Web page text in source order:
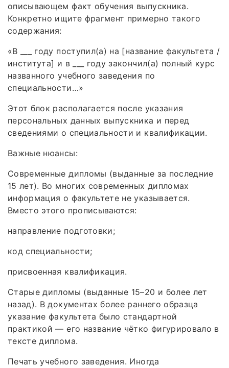
описывающем факт обучения выпускника.
Конкретно ищите фрагмент примерно такого
содержания:
«В ___ году поступил(а) на [название факультета /
института] и в ___ году закончил(а) полный курс
названного учебного заведения по
специальности…»
Этот блок располагается после указания
персональных данных выпускника и перед
сведениями о специальности и квалификации.
Важные нюансы:
Современные дипломы (выданные за последние
15 лет). Во многих современных дипломах
информация о факультете не указывается.
Вместо этого прописываются:
направление подготовки;
код специальности;
присвоенная квалификация.
Старые дипломы (выданные 15–20 и более лет
назад). В документах более раннего образца
указание факультета было стандартной
практикой — его название чётко фигурировало в
тексте диплома.
Печать учебного заведения. Иногда